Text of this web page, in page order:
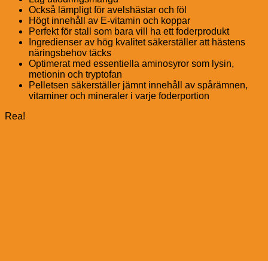
Också lämpligt för avelshästar och föl
Högt innehåll av E-vitamin och koppar
Perfekt för stall som bara vill ha ett foderprodukt
Ingredienser av hög kvalitet säkerställer att hästens
näringsbehov täcks
Optimerat med essentiella aminosyror som lysin,
metionin och tryptofan
Pelletsen säkerställer jämnt innehåll av spårämnen,
vitaminer och mineraler i varje foderportion
Rea!